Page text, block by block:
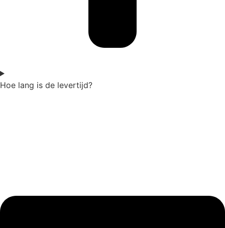
Hoe lang is de levertijd?